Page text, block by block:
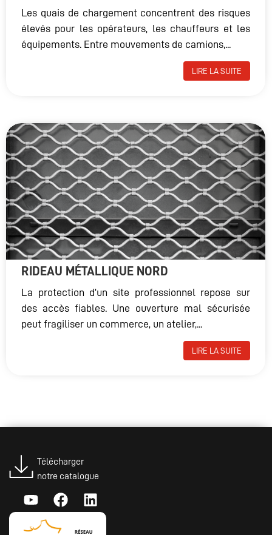
Les quais de chargement concentrent des risques
élevés pour les opérateurs, les chauffeurs et les
équipements. Entre mouvements de camions,...
LIRE LA SUITE
RIDEAU MÉTALLIQUE NORD
La protection d’un site professionnel repose sur
des accès fiables. Une ouverture mal sécurisée
peut fragiliser un commerce, un atelier,...
LIRE LA SUITE
Télécharger
notre catalogue